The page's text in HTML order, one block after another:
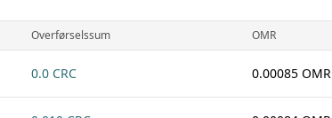
Overførselssum OMR
0.0 CRC 0.00085 OMR